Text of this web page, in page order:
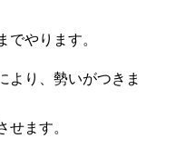
でやります。
より、勢いがつきま
せます。